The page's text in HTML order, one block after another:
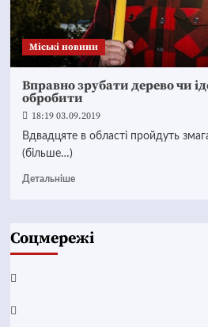
Mіські новини
Вправно зрубати дерево чи
обробити
18:19 03.09.2019
Вдвадцяте в області пройдуть
(більше…)
Детальніше
Соцмережі
Facebook
YouTube